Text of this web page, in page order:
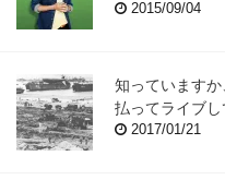
2015/09/04
知っています
払ってライブし
2017/01/21